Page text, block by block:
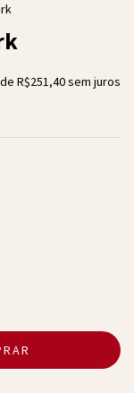
R$251,40sem juros